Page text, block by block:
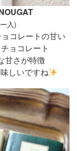
入)
コレートの甘い
ョコレート
甘さが特徴
しいですね